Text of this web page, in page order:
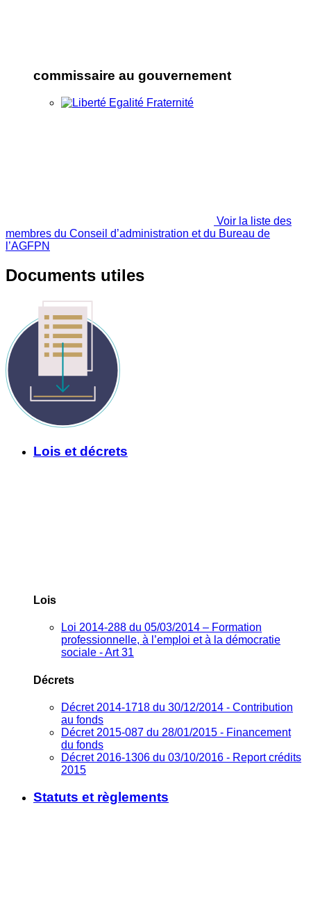
commissaire au gouvernement
Voir la liste des
membres du Conseil d’administration et du Bureau de
l’AGFPN
Documents utiles
Lois et décrets
Lois
Loi 2014-288 du 05/03/2014 – Formation
professionnelle, à l’emploi et à la démocratie
sociale - Art 31
Décrets
Décret 2014-1718 du 30/12/2014 - Contribution
au fonds
Décret 2015-087 du 28/01/2015 - Financement
du fonds
Décret 2016-1306 du 03/10/2016 - Report crédits
2015
Statuts et règlements